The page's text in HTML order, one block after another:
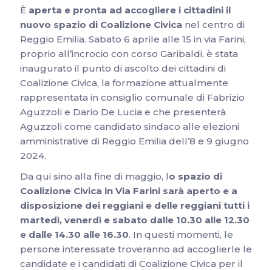
È aperta e pronta ad accogliere i cittadini il
nuovo spazio di Coalizione Civica nel centro di
Reggio Emilia. Sabato 6 aprile alle 15 in via Farini,
proprio all’incrocio con corso Garibaldi, è stata
inaugurato il punto di ascolto dei cittadini di
Coalizione Civica, la formazione attualmente
rappresentata in consiglio comunale di Fabrizio
Aguzzoli e Dario De Lucia e che presenterà
Aguzzoli come candidato sindaco alle elezioni
amministrative di Reggio Emilia dell’8 e 9 giugno
2024.
Da qui sino alla fine di maggio, lo spazio di
Coalizione Civica in Via Farini sarà aperto e a
disposizione dei reggiani e delle reggiani tutti i
martedì, venerdì e sabato dalle 10.30 alle 12.30
e dalle 14.30 alle 16.30. In questi momenti, le
persone interessate troveranno ad accoglierle le
candidate e i candidati di Coalizione Civica per il